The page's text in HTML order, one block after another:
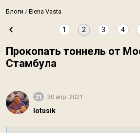
Блоги Elena Vasta
1 2 3 4
Прокопать тоннель от
Стамбула
21 30 апр. 2021
lotusik